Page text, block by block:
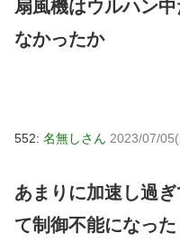
扇風機はウルハン
なかったか
552: 名無しさん 2023/07/
あまりに加速し過
て制御不能になった